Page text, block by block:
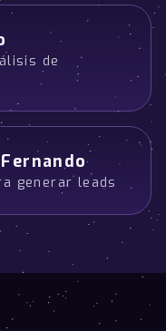
de
generar leads